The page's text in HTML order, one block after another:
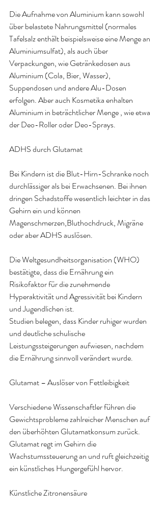
Die Aufnahme von Aluminium kann sowohl
über belastete Nahrungsmittel (normales
Tafelsalz enthält beispielsweise eine Menge an
Aluminiumsulfat), als auch über
Verpackungen, wie Getränkedosen aus
Aluminium (Cola, Bier, Wasser),
Suppendosen und andere Alu-Dosen
erfolgen. Aber auch Kosmetika enhalten
Aluminium in beträchtlicher Menge , wie etwa
der Deo-Roller oder Deo-Sprays.
ADHS durch Glutamat
Bei Kindern ist die Blut-Hirn-Schranke noch
durchlässiger als bei Erwachsenen. Bei ihnen
dringen Schadstoffe wesentlich leichter in das
Gehirn ein und können
Magenschmerzen,Bluthochdruck, Migräne
oder aber ADHS auslösen.
Die Weltgesundheitsorganisation (WHO)
bestätigte, dass die Ernährung ein
Risikofaktor für die zunehmende
Hyperaktivität und Agressivität bei Kindern
und Jugendlichen ist.
Studien belegen, dass Kinder ruhiger wurden
und deutliche schulische
Leistungssteigerungen aufwiesen, nachdem
die Ernährung sinnvoll verändert wurde.
Glutamat – Auslöser von Fettleibigkeit
Verschiedene Wissenschaftler führen die
Gewichtsprobleme zahlreicher Menschen auf
den überhöhten Glutamatkonsum zurück.
Glutamat regt im Gehirn die
Wachstumssteuerung an und ruft gleichzeitig
ein künstliches Hungergefühl hervor.
Künstliche Zitronensäure